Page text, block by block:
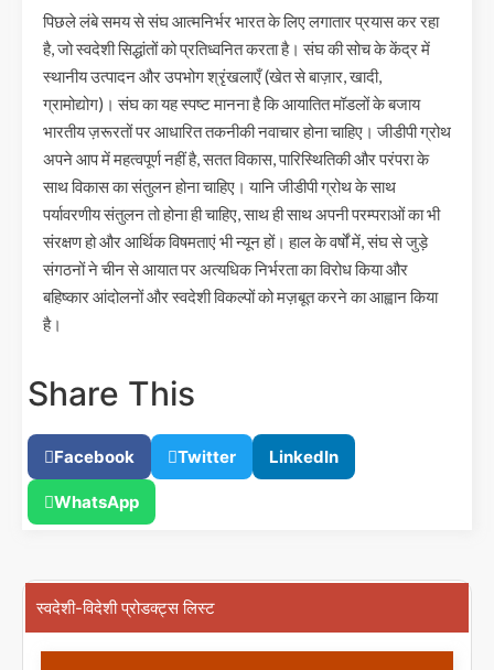
पिछले लंबे समय से संघ आत्मनिर्भर भारत के लिए लगातार प्रयास कर रहा
है, जो स्वदेशी सिद्धांतों को प्रतिध्वनित करता है। संघ की सोच के केंद्र में
स्थानीय उत्पादन और उपभोग श्रृंखलाएँ (खेत से बाज़ार, खादी,
ग्रामोद्योग)। संघ का यह स्पष्ट मानना है कि आयातित मॉडलों के बजाय
भारतीय ज़रूरतों पर आधारित तकनीकी नवाचार होना चाहिए। जीडीपी ग्रोथ
अपने आप में महत्वपूर्ण नहीं है, सतत विकास, पारिस्थितिकी और परंपरा के
साथ विकास का संतुलन होना चाहिए। यानि जीडीपी ग्रोथ के साथ
पर्यावरणीय संतुलन तो होना ही चाहिए, साथ ही साथ अपनी परम्पराओं का भी
संरक्षण हो और आर्थिक विषमताएं भी न्यून हों। हाल के वर्षों में, संघ से जुड़े
संगठनों ने चीन से आयात पर अत्यधिक निर्भरता का विरोध किया और
बहिष्कार आंदोलनों और स्वदेशी विकल्पों को मज़बूत करने का आह्वान किया
है।
Share This
Facebook Twitter LinkedIn
WhatsApp
स्वदेशी-विदेशी प्रोडक्ट्स लिस्ट